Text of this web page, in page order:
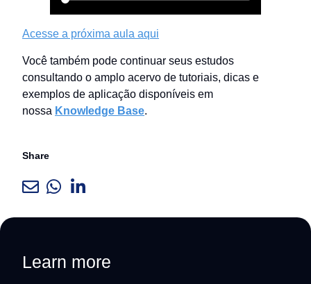
Acesse a próxima aula aqui
Você também pode continuar seus estudos
consultando o amplo acervo de tutoriais, dicas e
exemplos de aplicação disponíveis em
nossa Knowledge Base.
Share
Learn more